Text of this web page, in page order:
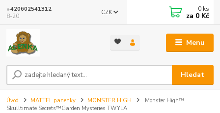
Menu
CZK
Hledat
+420602541312
8-20
0 ks
za 0 Kč
Úvod MATTEL panenky MONSTER HIGH
Monster High™
Skulltimate Secrets™Garden Mysteries TWYLA